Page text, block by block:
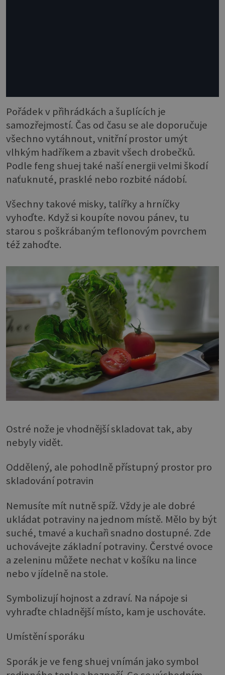
Pořádek v přihrádkách a šuplících je
samozřejmostí. Čas od času se ale doporučuje
všechno vytáhnout, vnitřní prostor umýt
vlhkým hadříkem a zbavit všech drobečků.
Podle feng shuej také naší energii velmi škodí
naťuknuté, prasklé nebo rozbité nádobí.
Všechny takové misky, talířky a hrníčky
vyhoďte. Když si koupíte novou pánev, tu
starou s poškrábaným teflonovým povrchem
též zahoďte.
Ostré nože je vhodnější skladovat tak, aby
nebyly vidět.
Oddělený, ale pohodlně přístupný prostor pro
skladování potravin
Nemusíte mít nutně spíž. Vždy je ale dobré
ukládat potraviny na jednom místě. Mělo by být
suché, tmavé a kuchaři snadno dostupné. Zde
uchovávejte základní potraviny. Čerstvé ovoce
a zeleninu můžete nechat v košíku na lince
nebo v jídelně na stole.
Symbolizují hojnost a zdraví. Na nápoje si
vyhraďte chladnější místo, kam je uschováte.
Umístění sporáku
Sporák je ve feng shuej vnímán jako symbol